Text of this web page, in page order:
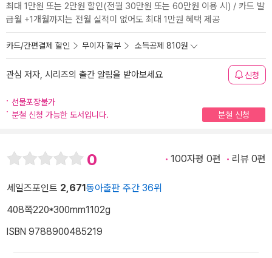
최대 1만원 또는 2만원 할인(전월 30만원 또는 60만원 이용 시) / 카드 발
급월 +1개월까지는 전월 실적이 없어도 최대 1만원 혜택 제공
카드/간편결제 할인 무이자 할부 소득공제 810원
관심 저자, 시리즈의 출간 알림을 받아보세요 신청
선물포장불가
분철 신청 가능한 도서입니다.
분철 신청
0 100자평 0편 리뷰 0편
세일즈포인트 2,671 동아출판 주간 36위
408쪽220*300mm1102g
ISBN 9788900485219